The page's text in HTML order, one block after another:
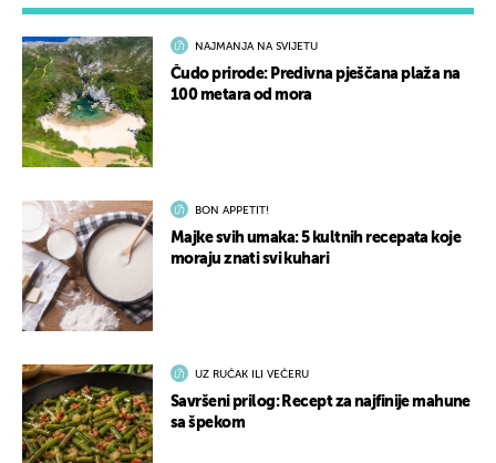
NAJMANJA NA SVIJETU
Čudo prirode: Predivna pješčana plaža na
100 metara od mora
BON APPETIT!
Majke svih umaka: 5 kultnih recepata koje
moraju znati svi kuhari
UZ RUČAK ILI VEČERU
Savršeni prilog: Recept za najfinije mahune
sa špekom